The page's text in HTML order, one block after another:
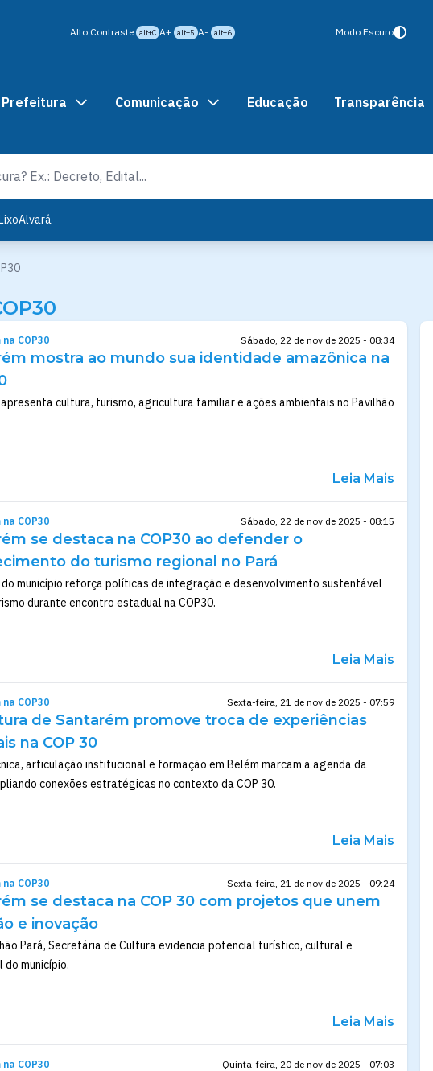
Alto Contraste alt+C A+ alt+5 A- alt+6 Modo Escuro
Prefeitura Comunicação Educação Transparência
Alvará
COP30 Sábado, 22 de nov de 2025 - 08:34
mostra ao mundo sua identidade amazônica na
cultura, turismo, agricultura familiar e ações ambientais no Pavilhão
Leia Mais
COP30 Sábado, 22 de nov de 2025 - 08:15
se destaca na COP30 ao defender o
do turismo regional no Pará
do município reforça políticas de integração e desenvolvimento sustentável
durante encontro estadual na COP30.
Leia Mais
COP30 Sexta-feira, 21 de nov de 2025 - 07:59
de Santarém promove troca de experiências
na COP 30
articulação institucional e formação em Belém marcam a agenda da
conexões estratégicas no contexto da COP 30.
Leia Mais
COP30 Sexta-feira, 21 de nov de 2025 - 09:24
se destaca na COP 30 com projetos que unem
e inovação
Pará, Secretária de Cultura evidencia potencial turístico, cultural e
do município.
Leia Mais
COP30 Quinta-feira, 20 de nov de 2025 - 07:03